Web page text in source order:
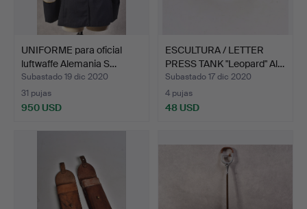
UNIFORME para oficial
luftwaffe Alemania S…
Subastado 19 dic 2020
31 pujas
950 USD
ESCULTURA / LETTER
PRESS TANK "Leopard" Al…
Subastado 17 dic 2020
4 pujas
48 USD